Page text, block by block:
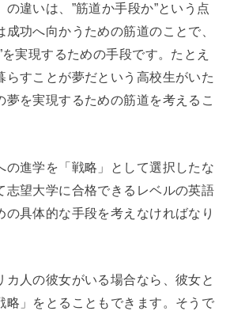
の違いは、”筋道か手段か”という点
功へ向かうための筋道のことで、
を実現するための手段です。たとえ
らすことが夢だという高校生がいた
夢を実現するための筋道を考えるこ
の進学を「戦略」として選択したな
志望大学に合格できるレベルの英語
の具体的な手段を考えなければなり
カ人の彼女がいる場合なら、彼女と
略」をとることもできます。そうで